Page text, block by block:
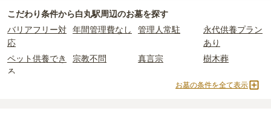
使用料のみかかります。
なお、お墓によっては以下の費用が別途かかる場合があります。
・
：お墓を新しく建てた際に行う儀式のための費
用。僧侶に渡すお布施がかかります。
・
価格の目安は、1名あたり5万円〜30万円程度です。
白丸駅周辺で安価なお墓を探したい場合は、価格の安い順で並び替
えてお墓を探すのがおすすめです。
れているケースがほとんどです。
主な条件として、遺骨がすでにある、該当の市区町村に一定年数以
上住んでいるなどが挙げられます。
条件を満たさない場合は、申し込み自体ができないことも多いた
め、事前の確認が重要です。
契約条件の詳細は、各霊園のページをご確認いただくか、資料請求
詳しくは、白丸駅周辺の永代供養の一覧をご覧ください。
こだわり条件から白丸駅周辺のお墓を探す
バリアフリー対
応
年間管理費なし 管理人常駐
永代供養プラン
あり
ペット供養でき
る
宗教不問 真言宗 樹木葬
お墓の条件を全て表示